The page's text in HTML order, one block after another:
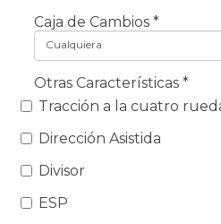
Caja de Cambios *
Cualquiera
Otras Características *
Tracción a la cuatro
Dirección Asistida
Divisor
ESP